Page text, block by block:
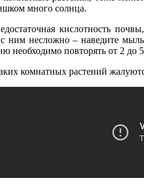
много солнца.
кислотность
ним несложно – наведите
необходимо повторять от 2 до
комнатных растений